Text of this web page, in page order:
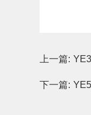
上一篇:
下一篇: